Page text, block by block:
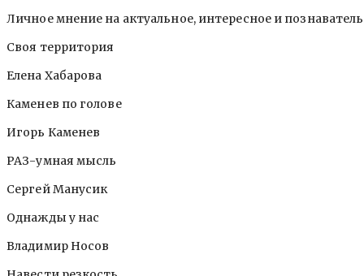
Личное мнение на актуальное, интересное и
Своя территория
Елена Хабарова
Каменев по голове
Игорь Каменев
РАЗ-умная мысль
Сергей Манусик
Однажды у нас
Владимир Носов